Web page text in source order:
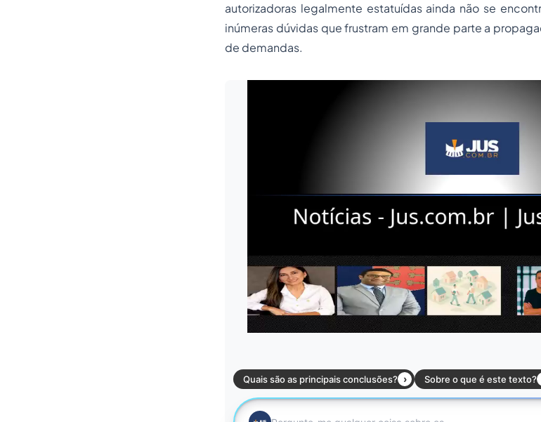
autorizadoras legalmente estatuídas ainda não se
inúmeras dúvidas que frustram em grande parte a
de demandas.